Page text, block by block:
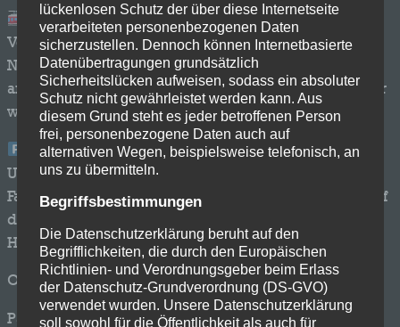
Die entspannteste Variante: Öffentliche
Verkehrsmittel
Nutzt ganz bequem die Straßenbahnlinie 4 und steigt
an der Haltestelle Wellensiek aus. Von dort sind es nur
wenige Gehminuten bis zum Gelände.
Für Autofahrer: Ausweichparkplätze an der
Universität
Falls ihr auf das Auto angewiesen seid, weicht bitte auf
die nahegelegenen Parkflächen der Universität aus.
Hier stehen euch ausreichend Plätze zur Verfügung:
Offene Parkflächen: Straße Definition
Parkhäuser: Universitätsstraße 25
lückenlosen Schutz der über diese Internetseite
verarbeiteten personenbezogenen Daten
sicherzustellen. Dennoch können Internetbasierte
Datenübertragungen grundsätzlich
Sicherheitslücken aufweisen, sodass ein absoluter
Schutz nicht gewährleistet werden kann. Aus
diesem Grund steht es jeder betroffenen Person
frei, personenbezogene Daten auch auf
alternativen Wegen, beispielsweise telefonisch, an
uns zu übermitteln.
Begriffsbestimmungen
Die Datenschutzerklärung beruht auf den
Begrifflichkeiten, die durch den Europäischen
Richtlinien- und Verordnungsgeber beim Erlass
der Datenschutz-Grundverordnung (DS-GVO)
verwendet wurden. Unsere Datenschutzerklärung
soll sowohl für die Öffentlichkeit als auch für